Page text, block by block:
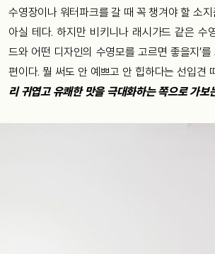
수영장이나 워터파크를 갈 때 꼭 챙겨야 할 소
아실 테다. 하지만 비키니나 래시가드 같은 수
드와 어떤 디자인의 수영모를 고르면 좋을지’
편이다. 뭘 써도 안 예쁘고 안 힙하다는 선입견
리 귀엽고 유쾌한 맛을 극대화하는 쪽으로 가보